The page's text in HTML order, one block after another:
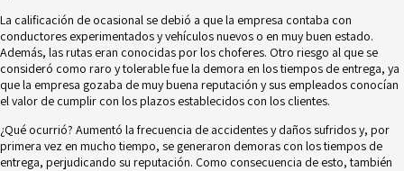
La calificación de ocasional se debió a que la empresa contaba con
conductores experimentados y vehículos nuevos o en muy buen estado.
Además, las rutas eran conocidas por los choferes. Otro riesgo al que se
consideró como raro y tolerable fue la demora en los tiempos de entrega, ya
que la empresa gozaba de muy buena reputación y sus empleados conocían
el valor de cumplir con los plazos establecidos con los clientes.
¿Qué ocurrió? Aumentó la frecuencia de accidentes y daños sufridos y, por
primera vez en mucho tiempo, se generaron demoras con los tiempos de
entrega, perjudicando su reputación. Como consecuencia de esto, también